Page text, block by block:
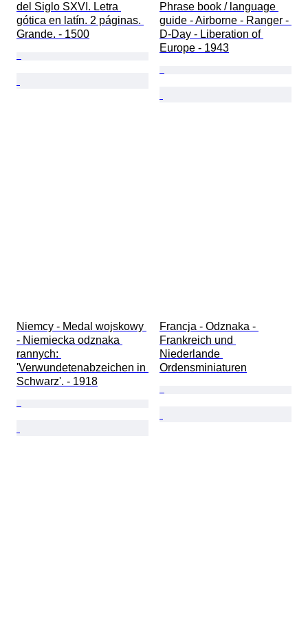
del Siglo SXVI. Letra
gótica en latín. 2 páginas.
Grande. - 1500
Phrase book / language
guide - Airborne - Ranger -
D-Day - Liberation of
Europe - 1943
Niemcy - Medal wojskowy
- Niemiecka odznaka
rannych:
'Verwundetenabzeichen in
Schwarz'. - 1918
Francja - Odznaka -
Frankreich und
Niederlande
Ordensminiaturen